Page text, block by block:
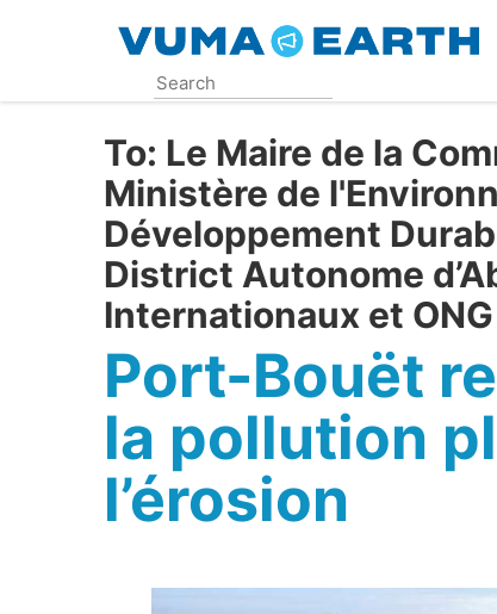
content
To: Le Maire de la
Ministère de
Développement
District Autonome
Internationaux et ONG
Port-Bouët
la pollution
l’érosion